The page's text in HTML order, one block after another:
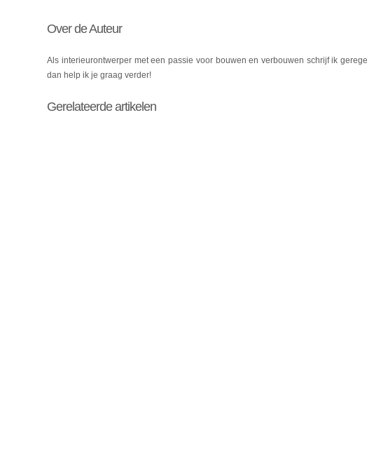
Over de Auteur
Als interieurontwerper met een passie voor bouwen en verbouwen schrijf ik
dan help ik je graag verder!
Gerelateerde artikelen